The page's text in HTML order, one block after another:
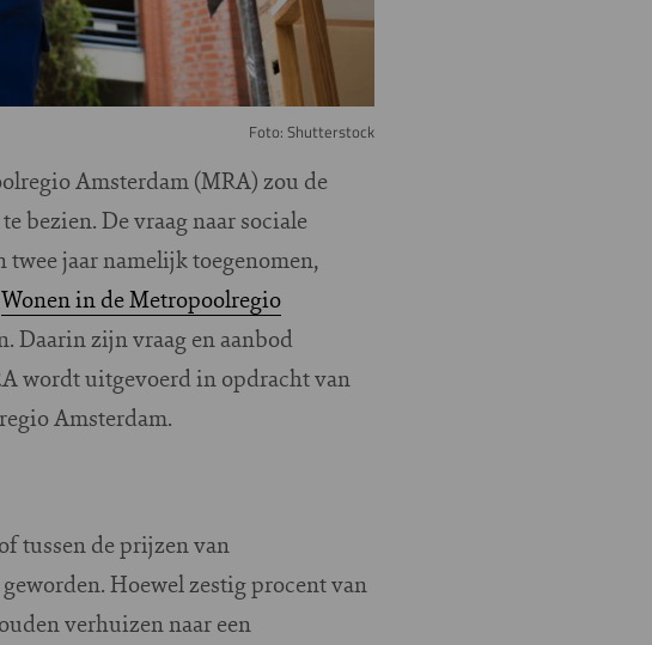
Foto: Shutterstock
Amsterdam (MRA) zou de
bezien. De vraag naar sociale
jaar namelijk toegenomen,
Wonen in de Metropoolregio
Daarin zijn vraag en aanbod
wordt uitgevoerd in opdracht van
Amsterdam.
tussen de prijzen van
Hoewel zestig procent van
verhuizen naar een